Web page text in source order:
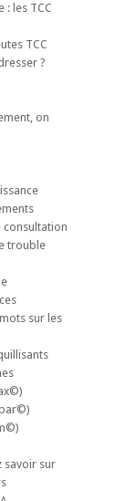
les TCC
TCC
?
on
consultation
trouble
sur les
savoir sur